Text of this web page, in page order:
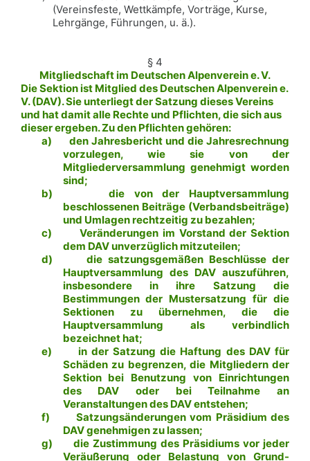
(Vereinsfeste, Wettkämpfe, Vorträge, Kurse,
Lehrgänge, Führungen, u. ä.).
§ 4
Mitgliedschaft im Deutschen Alpenverein e. V.
Die Sektion ist Mitglied des Deutschen Alpenverein e.
V. (DAV). Sie unterliegt der Satzung dieses Vereins
und hat damit alle Rechte und Pflichten, die sich aus
dieser ergeben. Zu den Pflichten gehören:
a)
den Jahresbericht und die Jahresrechnung
vorzulegen, wie sie von der
Mitgliederversammlung genehmigt worden
sind;
b)
die von der Hauptversammlung
beschlossenen Beiträge (Verbandsbeiträge)
und Umlagen rechtzeitig zu bezahlen;
c)
Veränderungen im Vorstand der Sektion
dem DAV unverzüglich mitzuteilen;
d)
die satzungsgemäßen Beschlüsse der
Hauptversammlung des DAV auszuführen,
insbesondere in ihre Satzung die
Bestimmungen der Mustersatzung für die
Sektionen zu übernehmen, die die
Hauptversammlung als verbindlich
bezeichnet hat;
e)
in der Satzung die Haftung des DAV für
Schäden zu begrenzen, die Mitgliedern der
Sektion bei Benutzung von Einrichtungen
des DAV oder bei Teilnahme an
Veranstaltungen des DAV entstehen;
f)
Satzungsänderungen vom Präsidium des
DAV genehmigen zu lassen;
g)
die Zustimmung des Präsidiums vor jeder
Veräußerung oder Belastung von Grund-